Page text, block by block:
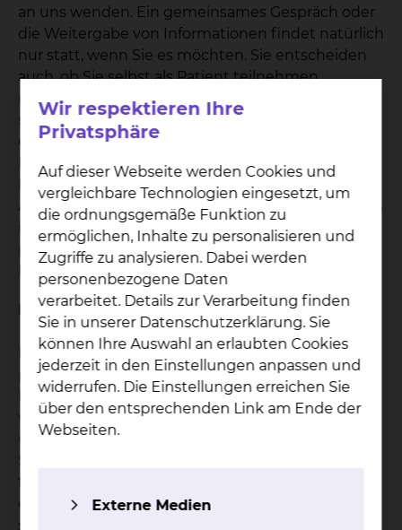
an uns wenden. Ein gemeinsames Gespräch oder
die Weitergabe von Informationen findet natürlich
nur statt, wenn Sie es möchten. Sie entscheiden
auch, ob Sie selbst als Patient teilnehmen
möchten oder nicht. Vielleicht haben Sie auch
selbst das Gefühl, dass Ihr Angehöriger schwer mit
der Situation zurechtkommt und wünschen sich
Hilfe für ihn. Das Ziel in der Psychoonkologie
besteht darin, dass Sie bestärkt werden Ihren
Alltag mit der Erkrankung besser zu gestalten. Das
ist möglich, indem wir gemeinsam die
psychoonkologische Begleitung auf Ihre
Bedürfnisse individuell anpassen.
Individuelle Behandlung
Hinter jeder Erkrankung steht immer eine eigene,
persönliche Geschichte. Somit gibt es auch kein
Patentrezept, sondern jeder findet für sich heraus,
wie er mit der Erkrankung und Behandlung
umgehen kann. Auf dem Weg dahin begleiten wir
Sie in Ihrem eigenen persönlichen Tempo. Wir
finden mit Ihnen gemeinsam heraus, was Sie in
der aktuellen Situation brauchen. Wir begleiten
sie durch Krisen oder schwierige Phasen während
Wir respektieren Ihre
Privatsphäre
Auf dieser Webseite werden Cookies und
vergleichbare Technologien eingesetzt, um
die ordnungsgemäße Funktion zu
ermöglichen, Inhalte zu personalisieren und
Zugriffe zu analysieren. Dabei werden
personenbezogene Daten
verarbeitet. Details zur Verarbeitung finden
Sie in unserer Datenschutzerklärung. Sie
können Ihre Auswahl an erlaubten Cookies
jederzeit in den Einstellungen anpassen und
widerrufen. Die Einstellungen erreichen Sie
über den entsprechenden Link am Ende der
Webseiten.
Externe Medien